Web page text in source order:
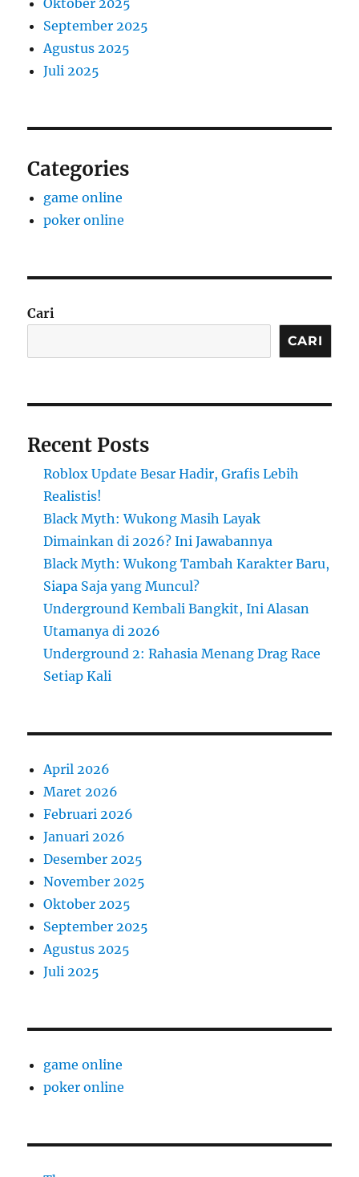
September 2025
Agustus 2025
Juli 2025
Categories
game online
poker online
Cari
CARI
Recent Posts
Roblox Update Besar Hadir, Grafis Lebih
Realistis!
Black Myth: Wukong Masih Layak
Dimainkan di 2026? Ini Jawabannya
Black Myth: Wukong Tambah Karakter Baru,
Siapa Saja yang Muncul?
Underground Kembali Bangkit, Ini Alasan
Utamanya di 2026
Underground 2: Rahasia Menang Drag Race
Setiap Kali
April 2026
Maret 2026
Februari 2026
Januari 2026
Desember 2025
November 2025
Oktober 2025
September 2025
Agustus 2025
Juli 2025
game online
poker online